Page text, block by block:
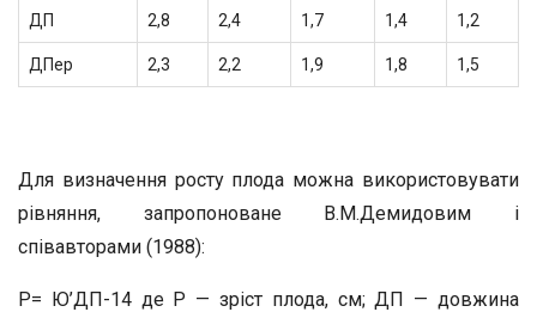
ДП 2,8 2,4 1,7 1,4 1,2
ДПер 2,3 2,2 1,9 1,8 1,5
Для визначення росту плода можна використовувати
рівняння, запропоноване В.М.Демидовим і
співавторами (1988):
Р= Ю’ДП-14 де Р — зріст плода, см; ДП — довжина